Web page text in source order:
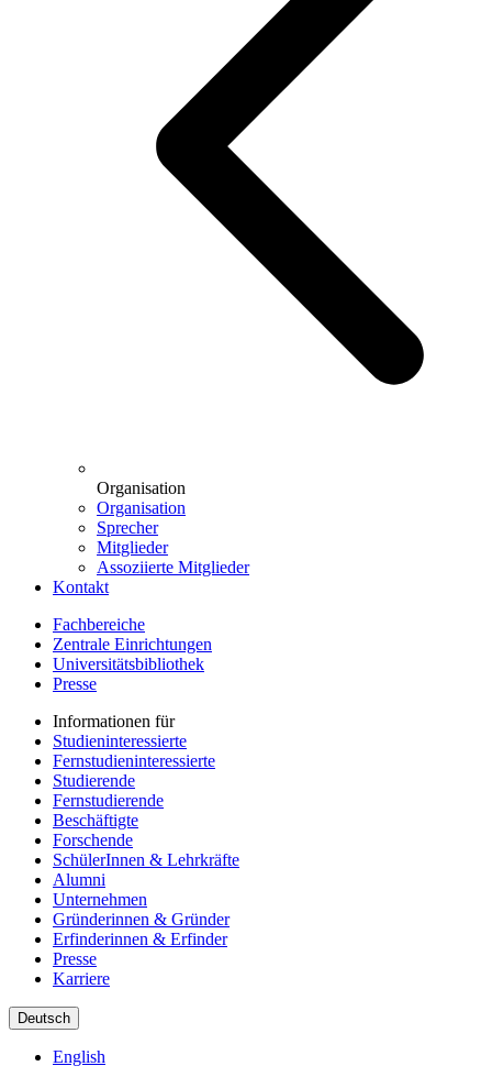
Organisation
Organisation
Sprecher
Mitglieder
Assoziierte Mitglieder
Kontakt
Fachbereiche
Zentrale Einrichtungen
Universitätsbibliothek
Presse
Informationen für
Studieninteressierte
Fernstudieninteressierte
Studierende
Fernstudierende
Beschäftigte
Forschende
SchülerInnen & Lehrkräfte
Alumni
Unternehmen
Gründerinnen & Gründer
Erfinderinnen & Erfinder
Presse
Karriere
Deutsch
English